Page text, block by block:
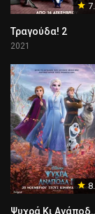
Τραγούδα! 2
2021
Ψυχρά